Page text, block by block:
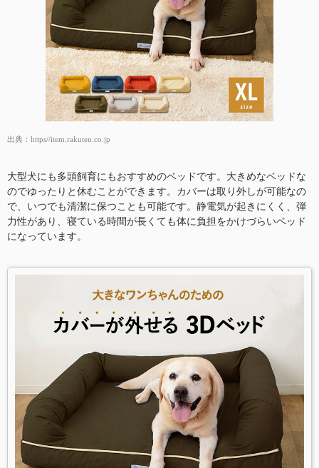
出典： https//item.rakuten.co.jp
大型犬にも多頭飼育にもおすすめのベッドです。大きめなベッドな
のでゆったりと休むことができます。カバーは取り外しが可能なの
で、いつでも清潔に保つことも可能です。静電気が起きにくく、弾
力性があり、寝ている時間が長くても体に負担をかけづらいベッド
になっています。